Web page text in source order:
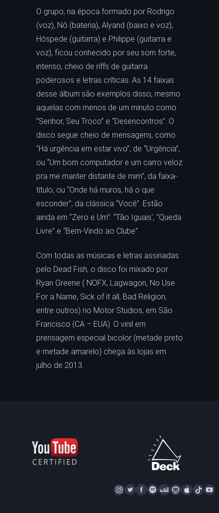
O grupo, na época formado por Rodrigo
(voz), Nô (bateria), Alyand (baixo e voz),
Hóspede (guitarra) e Philippe (guitarra e
voz), ficou conhecido por seu som forte,
intenso, cheio de riffs de guitarra
poderosos e letras críticas. As 14 faixas
desse álbum são exemplos disso, mesmo
aquelas com menos de um minuto como
“Senhor, Seu Troco” e “Desencontros”. O
disco segue cheio de mensagens, como
“Há urgência em estar vivo”, de “Urgência”,
ou “Um bom computador e um carro veloz
pra me manter distante de mim”, da faixa-
título, ou “Onde há muros, há o que
esconder”, da clássica “Você”. Estão
ainda em “Zero e Um”: “Tão Iguais’, “Queda
Livre” e “Bem-Vindo ao Clube”.
Com todas as músicas e letras assinadas
pelo Dead Fish, o disco foi mixado por
Ryan Greene ( NOFX, Lagwagon, No Use
For a Name, Sick of it all, Bad Religion,
entre outros) no Motor Studios, em São
Francisco (CA – EUA). O vinil em
prensagem especial bicolor (metade preto
e metade amarelo) chega às lojas em
julho de 2013.
I
N
T
W
F
A
S
P
D
E
N
A
A
P
T